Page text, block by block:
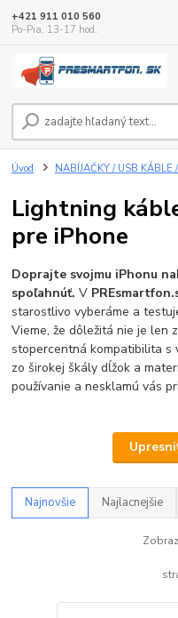
+421 911 010 560
Po-Pia, 13-17 hod.
Úvod NABÍJAČKY / USB
Lightning
pre iPhone
Doprajte svojmu iPhonu
spoľahnúť. V
starostlivo vyberáme a
Vieme, že dôležitá nie je len
stopercentná kompatibilita s
zo širokej škály dĺžok a
používanie a nesklamú vás
Najnovšie Najlacnejšie